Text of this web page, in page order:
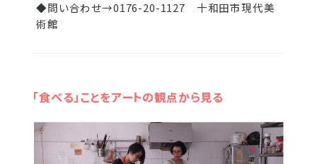
◆問い合わせ→0176-20-1127 十和田市現代美
術館
「食べる」ことをアートの観点から見る